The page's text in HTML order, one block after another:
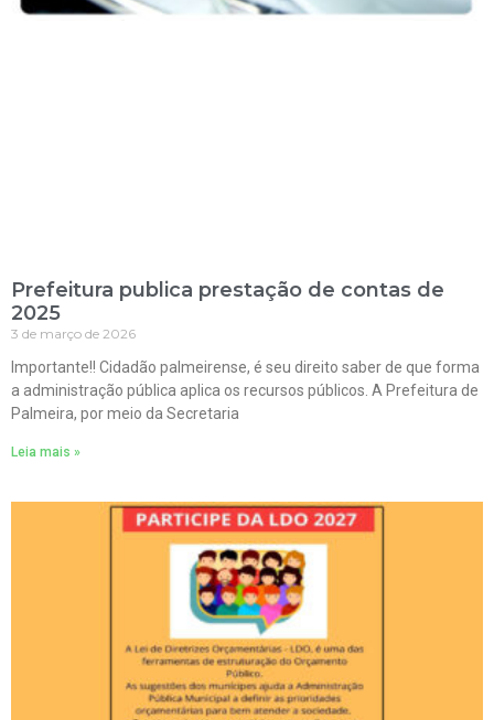
Prefeitura publica prestação de contas de
2025
3 de março de 2026
Importante!! Cidadão palmeirense, é seu direito saber de que forma
a administração pública aplica os recursos públicos. A Prefeitura de
Palmeira, por meio da Secretaria
Leia mais »